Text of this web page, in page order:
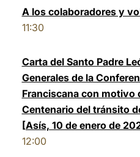
A los colaboradores y
11:30
Carta del Santo Padre
Generales de la
Franciscana con motivo
Centenario del tránsito
[Asís, 10 de enero de
12:00